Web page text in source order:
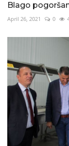
Blago
April 26, 2021 0